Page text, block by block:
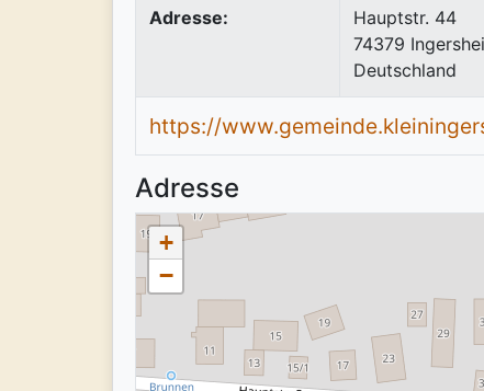
Adresse:
Hauptstr. 44
74379
Deutschland
https://
Adresse
+
−